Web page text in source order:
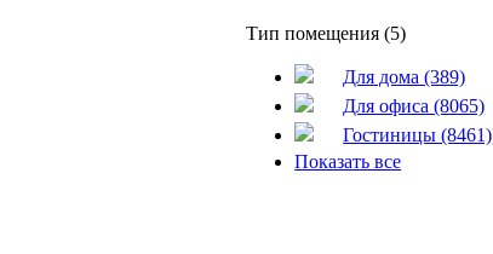
Тип помещения (5)
Для дома (389)
Для офиса (8065)
Гостиницы (8461)
Показать все